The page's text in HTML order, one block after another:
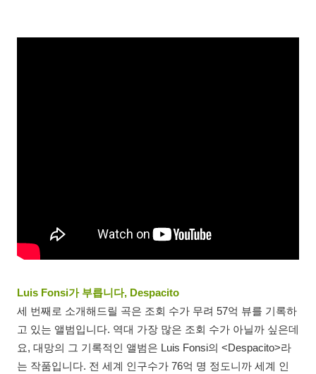
Luis Fonsi가 부릅니다, Despacito
세 번째로 소개해드릴 곡은 조회 수가 무려 57억 뷰를 기록하
고 있는 앨범입니다. 역대 가장 많은 조회 수가 아닐까 싶은데
요, 대망의 그 기록적인 앨범은 Luis Fonsi의 <Despacito>라
는 작품입니다. 전 세계 인구수가 76억 명 정도니까 세계 인